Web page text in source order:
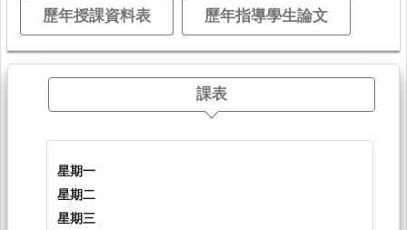
歷年授課資料表 歷年指導學生論文
課表
星期一
星期二
星期三